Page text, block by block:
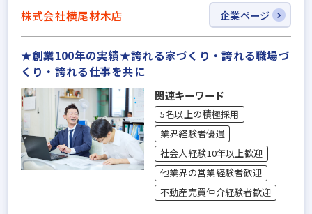
株式会社横尾材木店 企業ページ
★創業100年の実績★誇れる家づくり・誇れる職場づ
くり・誇れる仕事を共に
関連キーワード
5名以上の積極採用
業界経験者優遇
社会人経験10年以上歓迎
他業界の営業経験者歓迎
不動産売買仲介経験者歓迎